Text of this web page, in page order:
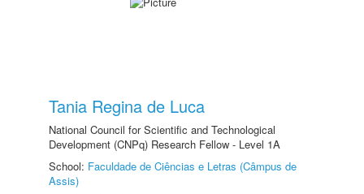
Tania Regina de Luca
National Council for Scientific and Technological
Development (CNPq) Research Fellow - Level 1A
School: Faculdade de Ciências e Letras (Câmpus de
Assis)